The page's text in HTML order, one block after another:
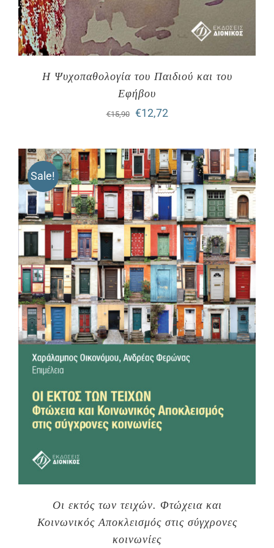
Η Ψυχοπαθολογία του Παιδιού και του
Εφήβου
€15,90
Original
was:
€15,90.
€12,72Η
τιμή
είναι:
€12,72.
Sale!
Οι εκτός των τειχών. Φτώχεια και
Κοινωνικός Αποκλεισμός στις σύγχρονες
κοινωνίες